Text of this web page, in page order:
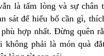
là tấm lòng và sự chân
sát để hiểu bố cần gì,
hợp nhất. Đừng quên
không phải là món quà